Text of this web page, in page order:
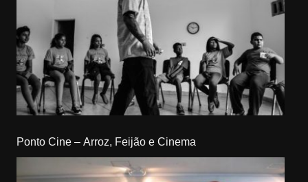
Ponto Cine – Arroz, Feijão e Cinema